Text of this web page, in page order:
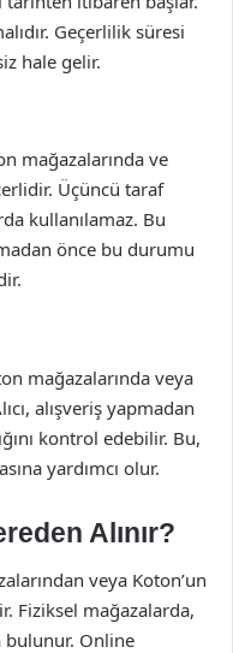
Geçerlilik süresi
hale gelir.
mağazalarında ve
Üçüncü taraf
kullanılamaz. Bu
önce bu durumu
mağazalarında veya
alışveriş yapmadan
kontrol edebilir. Bu,
yardımcı olur.
Alınır?
veya Koton’un
Fiziksel mağazalarda,
bulunur. Online